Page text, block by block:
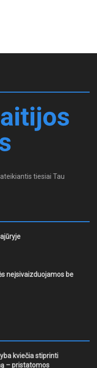
tiesiai Tau
neįsivaizduojamos be
kviečia stiprinti
– pristatomos